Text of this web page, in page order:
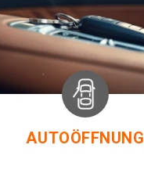
AUTOÖFFNUNG